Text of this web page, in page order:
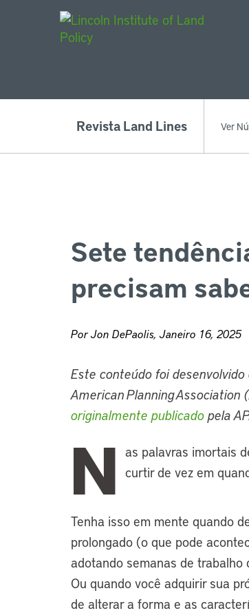
Revista Land Lines Ver
Sete
precisam
Por Jon DePaolis, Janeiro 16, 2025
Este conteúdo foi
American Planning
originalmente publicado pela
N as palavras imortais
curtir de vez em
Tenha isso em mente quando
prolongado (o que pode
adotando semanas de trabalho
Ou quando você adquirir sua
de alterar a forma e as